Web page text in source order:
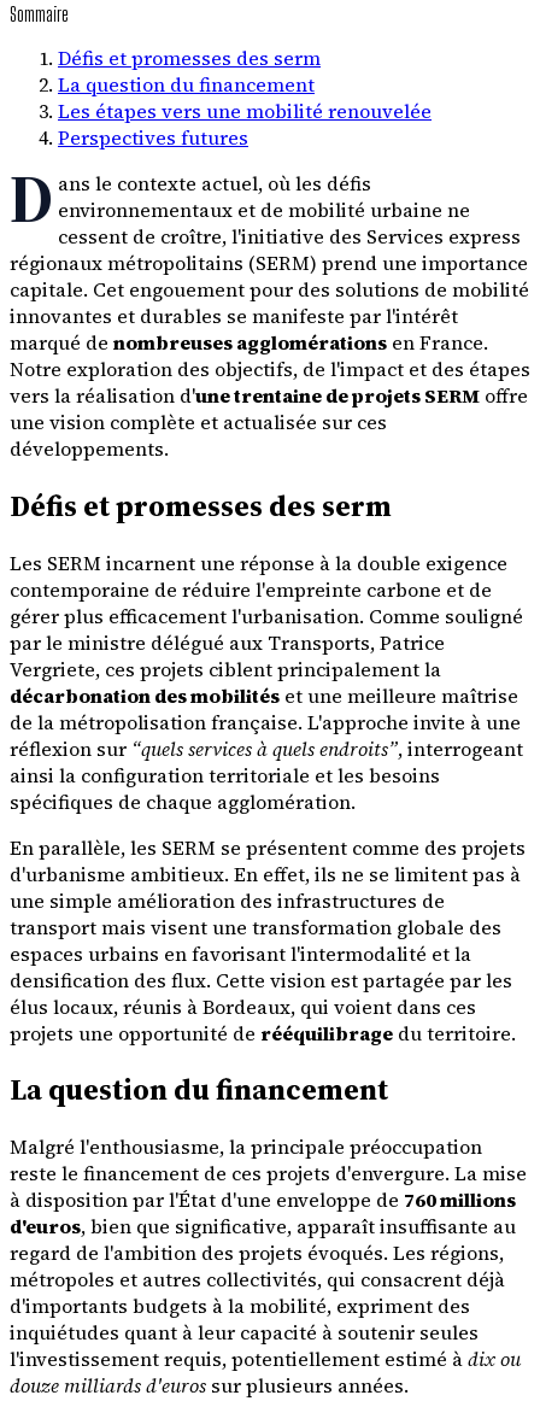
Sommaire
Défis et promesses des serm
La question du financement
Les étapes vers une mobilité renouvelée
Perspectives futures
D ans le contexte actuel, où les défis
environnementaux et de mobilité urbaine ne
cessent de croître, l'initiative des Services express
régionaux métropolitains (SERM) prend une importance
capitale. Cet engouement pour des solutions de mobilité
innovantes et durables se manifeste par l'intérêt
marqué de nombreuses agglomérations en France.
Notre exploration des objectifs, de l'impact et des étapes
vers la réalisation d'une trentaine de projets SERM offre
une vision complète et actualisée sur ces
développements.
Défis et promesses des serm
Les SERM incarnent une réponse à la double exigence
contemporaine de réduire l'empreinte carbone et de
gérer plus efficacement l'urbanisation. Comme souligné
par le ministre délégué aux Transports, Patrice
Vergriete, ces projets ciblent principalement la
décarbonation des mobilités et une meilleure maîtrise
de la métropolisation française. L'approche invite à une
réflexion sur “quels services à quels endroits”, interrogeant
ainsi la configuration territoriale et les besoins
spécifiques de chaque agglomération.
En parallèle, les SERM se présentent comme des projets
d'urbanisme ambitieux. En effet, ils ne se limitent pas à
une simple amélioration des infrastructures de
transport mais visent une transformation globale des
espaces urbains en favorisant l'intermodalité et la
densification des flux. Cette vision est partagée par les
élus locaux, réunis à Bordeaux, qui voient dans ces
projets une opportunité de rééquilibrage du territoire.
La question du financement
Malgré l'enthousiasme, la principale préoccupation
reste le financement de ces projets d'envergure. La mise
à disposition par l'État d'une enveloppe de 760 millions
d'euros, bien que significative, apparaît insuffisante au
regard de l'ambition des projets évoqués. Les régions,
métropoles et autres collectivités, qui consacrent déjà
d'importants budgets à la mobilité, expriment des
inquiétudes quant à leur capacité à soutenir seules
l'investissement requis, potentiellement estimé àdix ou
douze milliards d'euros sur plusieurs années.